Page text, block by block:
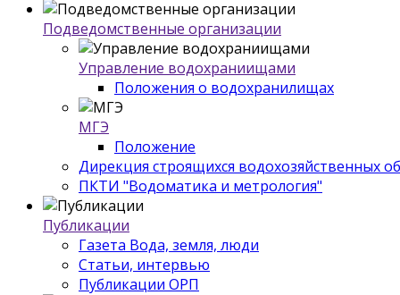
Подведомственные организации
Управление водохраниищами
Положения о водохранилищах
МГЭ
Положение
Дирекция строящихся водохозяйственных
ПКТИ "Водоматика и метрология"
Публикации
Газета Вода, земля, люди
Статьи, интервью
Публикации ОРП